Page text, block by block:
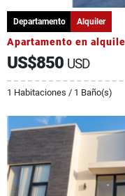
Departamento Alquiler
Apartamento en
US$850 USD
1 Habitaciones / 1 Baño(s)